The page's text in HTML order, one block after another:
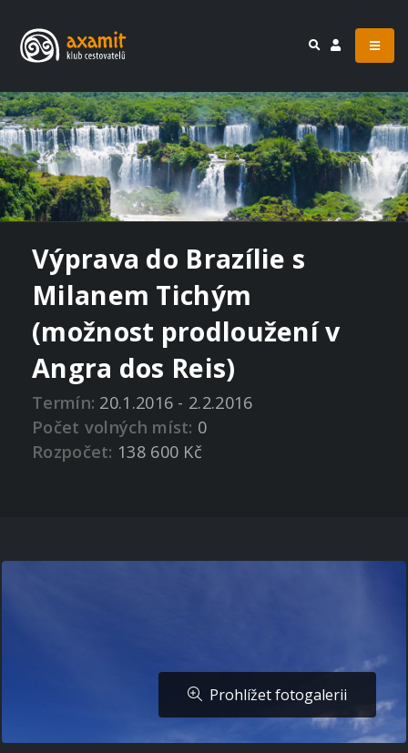
Výprava do Brazílie s
Milanem Tichým
(možnost prodloužení v
Angra dos Reis)
Termín: 20.1.2016 - 2.2.2016
Počet volných míst: 0
Rozpočet: 138 600 Kč
Prohlížet fotogalerii